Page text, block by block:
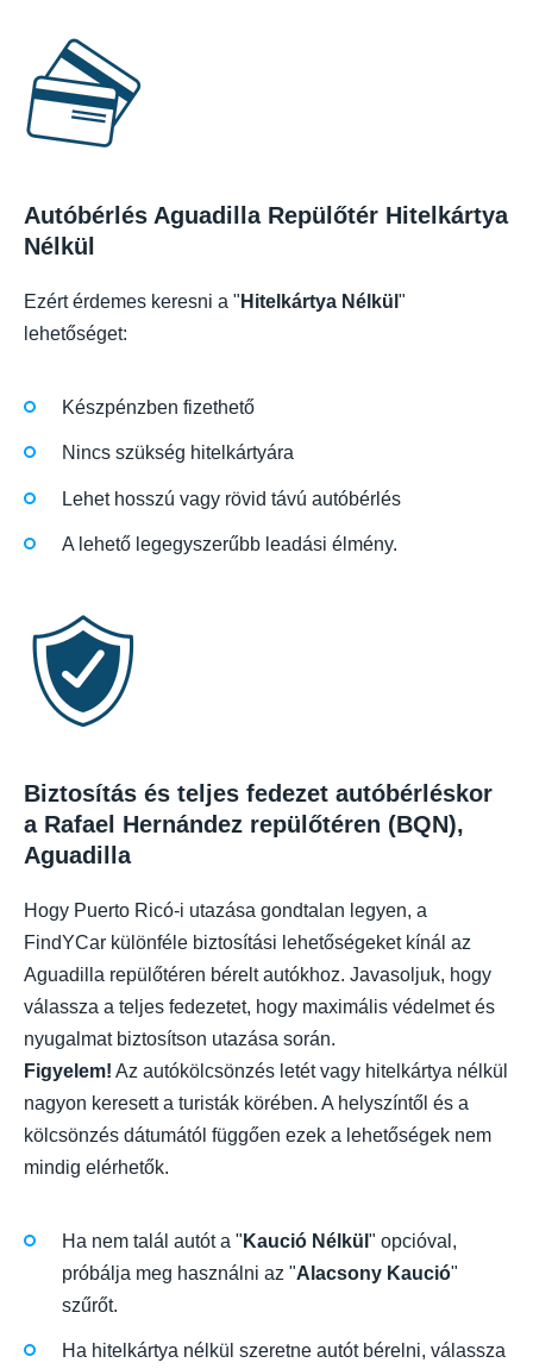
Autóbérlés Aguadilla Repülőtér Hitelkártya
Nélkül
Ezért érdemes keresni a " Hitelkártya Nélkül "
lehetőséget:
Készpénzben fizethető
Nincs szükség hitelkártyára
Lehet hosszú vagy rövid távú autóbérlés
A lehető legegyszerűbb leadási élmény.
Biztosítás és teljes fedezet autóbérléskor
a Rafael Hernández repülőtéren (BQN),
Aguadilla
Hogy Puerto Ricó-i utazása gondtalan legyen, a
FindYCar különféle biztosítási lehetőségeket kínál az
Aguadilla repülőtéren bérelt autókhoz. Javasoljuk, hogy
válassza a teljes fedezetet, hogy maximális védelmet és
nyugalmat biztosítson utazása során.
Figyelem! Az autókölcsönzés letét vagy hitelkártya nélkül
nagyon keresett a turisták körében. A helyszíntől és a
kölcsönzés dátumától függően ezek a lehetőségek nem
mindig elérhetők.
Ha nem talál autót a " Kaució Nélkül " opcióval,
próbálja meg használni az "Alacsony Kaució"
szűrőt.
Ha hitelkártya nélkül szeretne autót bérelni, válassza